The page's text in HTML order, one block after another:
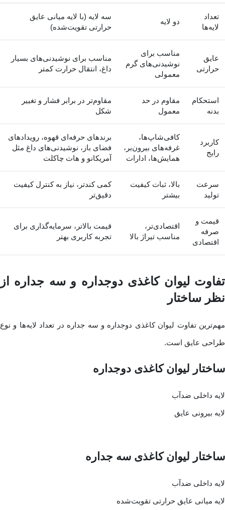
تعداد
لایه‌ها
دو لایه
سه لایه (با لایه میانی عایق
حرارتی تقویت‌شده)
عایق
حرارتی
مناسب برای
نوشیدنی‌های گرم
معمولی
مناسب برای نوشیدنی‌های بسیار
داغ، انتقال حرارت کمتر
استحکام
بدنه
مقاوم در حد
معمول
مقاوم‌تر در برابر فشار و تغییر
شکل
کاربرد
رایج
کافی‌شاپ‌ها،
غرفه‌های بیرون‌بر،
همایش‌ها، ادارات
برندهای حرفه‌ای قهوه، رویدادهای
فضای باز، نوشیدنی‌های داغ مثل
آمریکانو و هات چاکلت
سرعت
تولید
بالا، ثبات کیفیت
بیشتر
کمی کندتر، نیاز به کنترل کیفیت
دقیق‌تر
قیمت و
صرفه
اقتصادی
اقتصادی‌تر،
مناسب تیراژ بالا
قیمت بالاتر، سرمایه‌گذاری برای
تجربه کاربری بهتر
تفاوت لیوان کاغذی دوجداره و سه جداره از
نظر ساختار
مهم‌ترین تفاوت لیوان کاغذی دوجداره و سه جداره در تعداد لایه‌ها و نوع
طراحی عایق است.
ساختار لیوان کاغذی دوجداره
لایه داخلی ضدآب
لایه بیرونی عایق
ساختار لیوان کاغذی سه جداره
لایه داخلی ضدآب
لایه میانی عایق حرارتی تقویت‌شده